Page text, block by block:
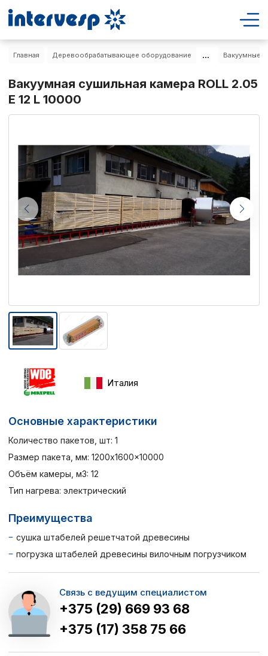
Главная Деревообрабатывающее оборудование ... Вакуумные
Вакуумная сушильная камера ROLL 2.05
E 12 L 10000
Италия
Основные характеристики
Количество пакетов, шт: 1
Размер пакета, мм: 1200x1600x10000
Объём камеры, м3: 12
Тип нагрева: электрический
Преимущества
сушка штабелей решетчатой ​​древесины
погрузка штабелей древесины вилочным погрузчиком
Связь с ведущим специалистом
+375 (29) 669 93 68
+375 (17) 358 75 66